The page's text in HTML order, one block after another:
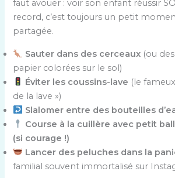
faut avouer : voir son enfant réussir
record, c’est toujours un petit
partagée.
Sauter dans des cerceaux (ou
papier colorées sur le sol)
Éviter les coussins-lave (le
de la lave »)
Slalomer entre des bouteilles
Course à la cuillère avec petit
(si courage !)
Lancer des peluches dans la
familial souvent immortalisé sur